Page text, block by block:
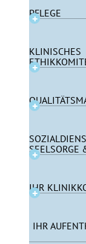
PFLEGE
KLINISCHES
SEELSORGE
IHR
IHR